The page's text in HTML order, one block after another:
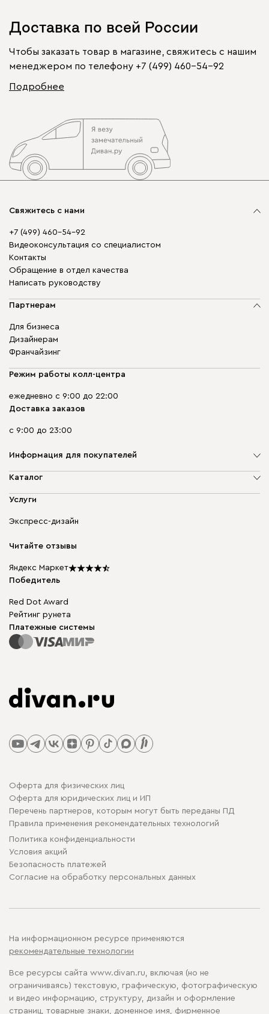
Доставка по всей России
Чтобы заказать товар в магазине, свяжитесь с нашим
менеджером по телефону +7 (499) 460-54-92
Подробнее
Свяжитесь с нами
+7 (499) 460-54-92
Видеоконсультация со специалистом
Контакты
Обращение в отдел качества
Написать руководству
Партнерам
Для бизнеса
Дизайнерам
Франчайзинг
Режим работы колл-центра
ежедневно с 9:00 до 22:00
Доставка заказов
с 9:00 до 23:00
Информация для покупателей
О компании
Доставка и оплата
диван.клуб
Карьера
Подарочные сертификаты
Мы в прессе
Каталог
Мягкая мебель
Бескаркасная мебель
Столы и стулья
Услуги
Экспресс-дизайн
Читайте отзывы
Яндекс Маркет
Победитель
Red Dot Award
Рейтинг рунета
Платежные системы
Оферта для физических лиц
Оферта для юридических лиц и ИП
Перечень партнеров, которым могут быть переданы ПД
Правила применения рекомендательных технологий
Политика конфиденциальности
Условия акций
Безопасность платежей
Cогласие на обработку персональных данных
На информационном ресурсе применяются
рекомендательные технологии
Все ресурсы сайта www.divan.ru, включая (но не
ограничиваясь) текстовую, графическую, фотографическую
и видео информацию, структуру, дизайн и оформление
страниц, товарные знаки, доменное имя, фирменное